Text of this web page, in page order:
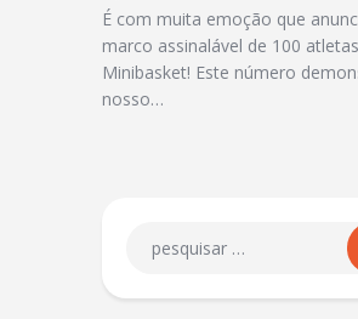
É com muita emoção que
marco assinalável de 100
Minibasket! Este número
nosso…